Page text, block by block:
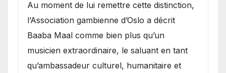
​Au moment de lui remettre cette distinction,
l’Association gambienne d’Oslo a décrit
Baaba Maal comme bien plus qu’un
musicien extraordinaire, le saluant en tant
qu’ambassadeur culturel, humanitaire et